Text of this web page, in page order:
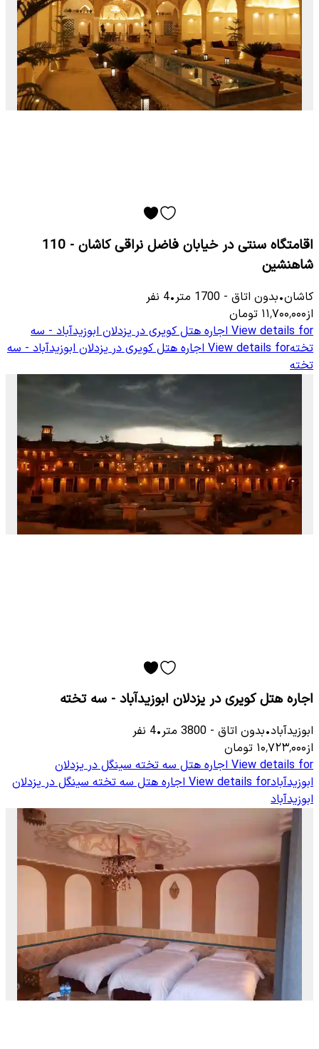
اقامتگاه سنتی در خیابان فاضل نراقی کاشان - 110
شاهنشین
کاشان•بدون اتاق -
1700 متر•
4 نفر
از۱۱٬۷۰۰٬۰۰۰ تومان
View details for اجاره هتل کویری در یزدلان ابوزیدآباد - سه
تختهView details for اجاره هتل کویری در یزدلان ابوزیدآباد - سه
تخته
اجاره هتل کویری در یزدلان ابوزیدآباد - سه تخته
ابوزیدآباد•بدون اتاق -
3800 متر•
4 نفر
از۱۰٬۷۲۳٬۰۰۰ تومان
View details for اجاره هتل سه تخته سینگل در یزدلان
ابوزیدآبادView details for اجاره هتل سه تخته سینگل در یزدلان
ابوزیدآباد